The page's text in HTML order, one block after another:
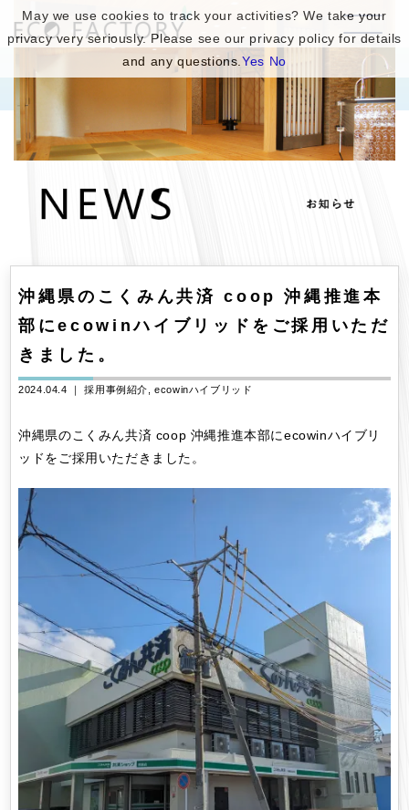
沖縄県のこくみん共済 coop 沖縄推進本
部にecowinハイブリッドをご採用いただ
きました。
2024.04.4 ｜採用事例紹介 ecowinハイブリッド
沖縄県のこくみん共済 coop 沖縄推進本部にecowinハイブリ
ッドをご採用いただきました。
May we use cookies to track your activities? We take your
privacy very seriously. Please see our privacy policy for details
and any questions.Yes No